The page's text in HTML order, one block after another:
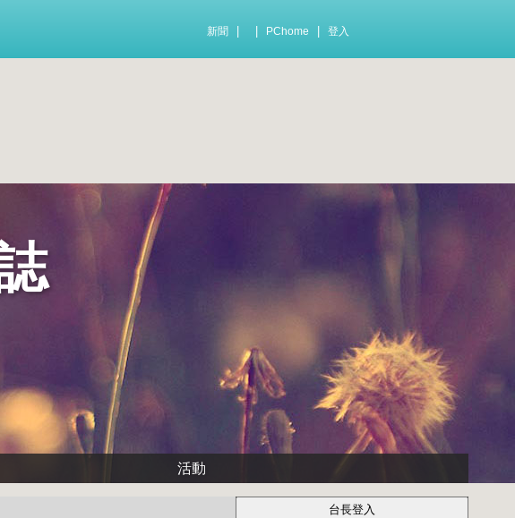
新聞 PChome 登入
活動